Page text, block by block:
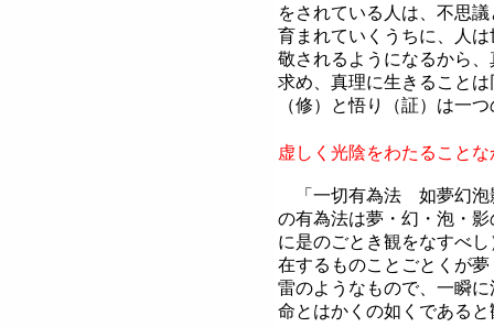
をされている人は、不思
育まれていくうちに、人
敬されるようになるから
求め、真理に生きること
（修）と悟り（証） は一
虚しく光陰をわたることな
「一切有為法 如夢幻
の有為法は夢・幻・泡・
に是のごとき観をなすべ
在するものことごとくが
雷のようなもので、一瞬
命とはかくの如くである